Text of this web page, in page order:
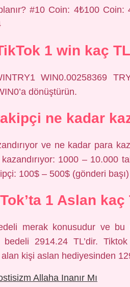
#10 Coin: 4₺100
1 win kaç
WIN0.00258369
dönüştürün.
ne kadar
ve ne kadar para
1000 – 10.000
100$ – 500$ (gönderi
1 Aslan kaç
merak konusudur ve bu
2914.24 TL’dir.
kişi aslan hediyesinden
Allaha Inanır Mı